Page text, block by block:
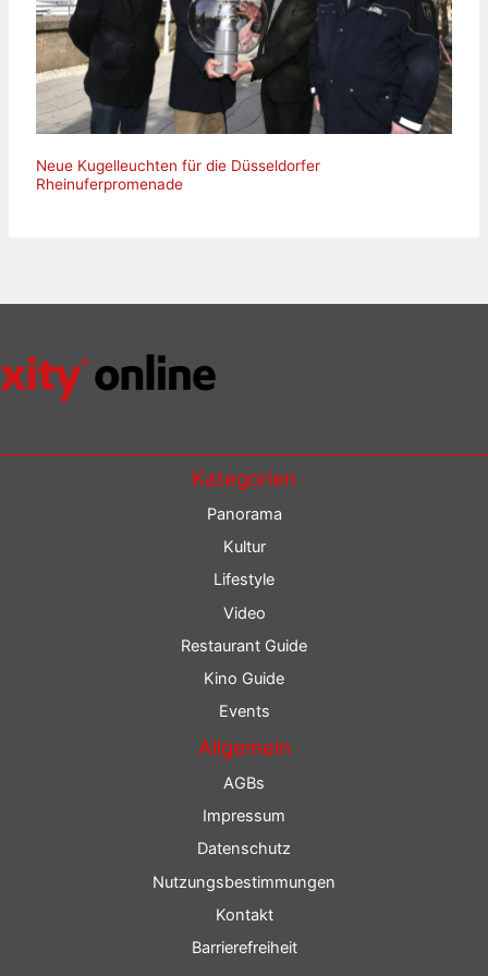
Neue Kugelleuchten für die Düsseldorfer
Rheinuferpromenade
Kategorien
Panorama
Kultur
Lifestyle
Video
Restaurant Guide
Kino Guide
Events
Allgemein
AGBs
Impressum
Datenschutz
Nutzungsbestimmungen
Kontakt
Barrierefreiheit